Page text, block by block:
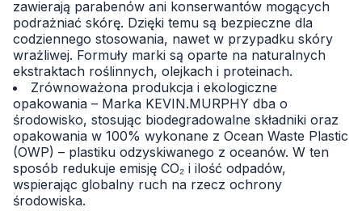
zawierają parabenów ani konserwantów mogących
podrażniać skórę. Dzięki temu są bezpieczne dla
codziennego stosowania, nawet w przypadku skóry
wrażliwej. Formuły marki są oparte na naturalnych
ekstraktach roślinnych, olejkach i proteinach.
Zrównoważona produkcja i ekologiczne
opakowania – Marka KEVIN.MURPHY dba o
środowisko, stosując biodegradowalne składniki oraz
opakowania w 100% wykonane z Ocean Waste Plastic
(OWP) – plastiku odzyskiwanego z oceanów. W ten
sposób redukuje emisję CO₂ i ilość odpadów,
wspierając globalny ruch na rzecz ochrony
środowiska.